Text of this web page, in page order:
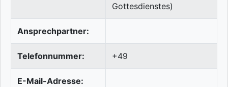
Gottesdienstes)
Ansprechpartner:
Telefonnummer: +49
E-Mail-Adresse: